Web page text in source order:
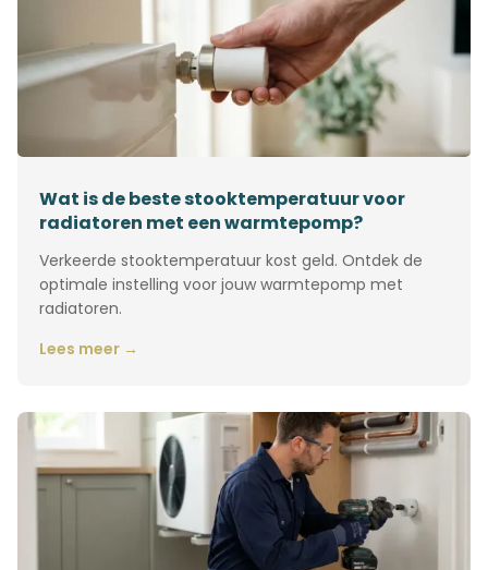
Wat is de beste stooktemperatuur voor
radiatoren met een warmtepomp?
Verkeerde stooktemperatuur kost geld. Ontdek de
optimale instelling voor jouw warmtepomp met
radiatoren.
Lees meer →